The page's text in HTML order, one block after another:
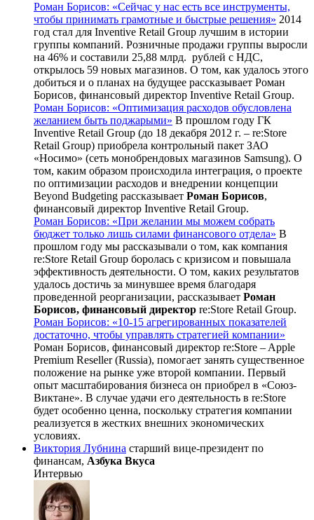
Роман Борисов: «Сейчас у нас есть все инструменты,
чтобы принимать грамотные и быстрые решения» 2014
год стал для Inventive Retail Group лучшим в истории
группы компаний. Розничные продажи группы выросли
на 46% и составили 25,88 млрд. рублей с НДС,
открылось 59 новых магазинов. О том, как удалось этого
добиться и о планах на будущее рассказывает Роман
Борисов, финансовый директор Inventive Retail Group.
Роман Борисов: «Оптимизация расходов обусловлена
желанием быть поджарыми» В прошлом году ГК
Inventive Retail Group (до 18 декабря 2012 г. – re:Store
Retail Group) приобрела контрольный пакет ЗАО
«Носимо» (сеть монобрендовых магазинов Samsung). О
том, каким образом происходила интеграция, о проекте
по оптимизации расходов и внедрении концепции
Beyond Budgeting рассказывает Роман Борисов,
финансовый директор Inventive Retail Group.
Роман Борисов: «При желании мы можем собрать
бюджет только лишь силами финансового отдела» В
прошлом году мы рассказывали о том, как компания
re:Store Retail Group боролась с кризисом и повышала
эффективность деятельности. О том, каких результатов
удалось достичь за минувшее время благодаря
проведенной реорганизации, рассказывает Роман
Борисов, финансовый директор re:Store Retail Group.
Роман Борисов: «10-15 агрегированных показателей
достаточно, чтобы управлять стратегией компании»
Роман Борисов, финансовый директор re:Store – Apple
Premium Reseller (Russia), помогает занять существенное
положение на рынке уже второй компании. Первый
опыт масштабирования бизнеса он приобрел в «Союз-
Виктане». В случае удачи его деятельность в re:Store
будет особенно ценна, поскольку стратегия компании
реализуется в жестких внешних экономических
условиях.
Виктория Лубнина старший вице-президент по
финансам, Азбука Вкуса
Интервью